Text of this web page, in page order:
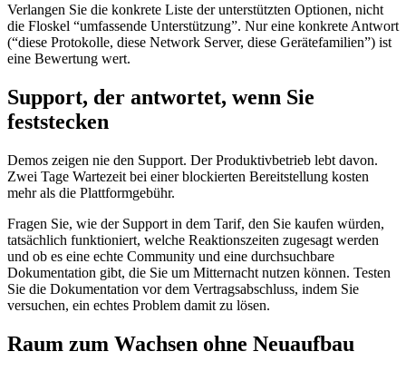
Verlangen Sie die konkrete Liste der unterstützten Optionen, nicht
die Floskel “umfassende Unterstützung”. Nur eine konkrete Antwort
(“diese Protokolle, diese Network Server, diese Gerätefamilien”) ist
eine Bewertung wert.
Support, der antwortet, wenn Sie
feststecken
Demos zeigen nie den Support. Der Produktivbetrieb lebt davon.
Zwei Tage Wartezeit bei einer blockierten Bereitstellung kosten
mehr als die Plattformgebühr.
Fragen Sie, wie der Support in dem Tarif, den Sie kaufen würden,
tatsächlich funktioniert, welche Reaktionszeiten zugesagt werden
und ob es eine echte Community und eine durchsuchbare
Dokumentation gibt, die Sie um Mitternacht nutzen können. Testen
Sie die Dokumentation vor dem Vertragsabschluss, indem Sie
versuchen, ein echtes Problem damit zu lösen.
Raum zum Wachsen ohne Neuaufbau